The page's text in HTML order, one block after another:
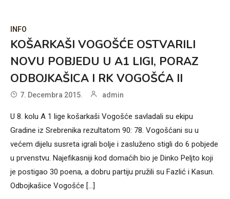
INFO
KOŠARKAŠI VOGOŠĆE OSTVARILI
NOVU POBJEDU U A1 LIGI, PORAZ
ODBOJKAŠICA I RK VOGOŠĆA II
7. Decembra 2015. admin
U 8. kolu A 1 lige košarkaši Vogošće savladali su ekipu
Gradine iz Srebrenika rezultatom 90: 78. Vogošćani su u
većem dijelu susreta igrali bolje i zasluženo stigli do 6 pobjede
u prvenstvu. Najefikasniji kod domaćih bio je Dinko Peljto koji
je postigao 30 poena, a dobru partiju pružili su Fazlić i Kasun.
Odbojkašice Vogošće [...]